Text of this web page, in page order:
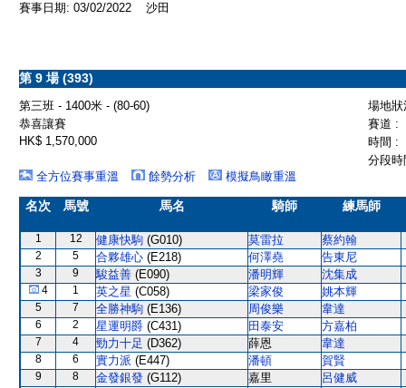
賽事日期: 03/02/2022 沙田
第 9 場 (393)
第三班 - 1400米 - (80-60)
場地
恭喜讓賽
賽道 :
HK$ 1,570,000
時間 :
分段
全方位賽事重溫
餘勢分析 模擬鳥瞰重溫
名次 馬號 馬名 騎師 練馬師
1 12 健康快駒 (G010) 莫雷拉 蔡約翰
2 5 合夥雄心 (E218) 何澤堯 告東尼
3 9 駿益善 (E090) 潘明輝 沈集成
4 1 英之星 (C058) 梁家俊 姚本輝
5 7 全勝神駒 (E136) 周俊樂 韋達
6 2 星運明爵 (C431) 田泰安 方嘉柏
7 4 勁力十足 (D362) 薛恩 韋達
8 6 實力派 (E447) 潘頓 賀賢
9 8 金發銀發 (G112) 嘉里 呂健威